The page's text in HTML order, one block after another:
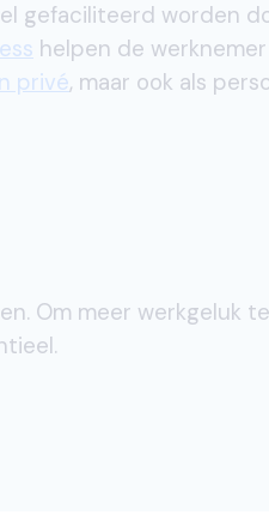
gefaciliteerd worden
helpen de
privé, maar ook als
Om meer werkgeluk te